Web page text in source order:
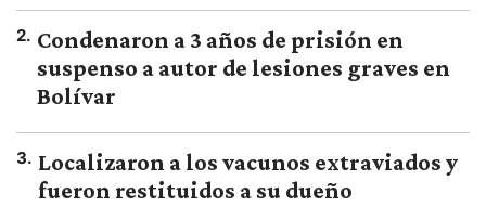
2. Condenaron a 3 años de prisión en
suspenso a autor de lesiones graves en
Bolívar
3. Localizaron a los vacunos extraviados y
fueron restituidos a su dueño